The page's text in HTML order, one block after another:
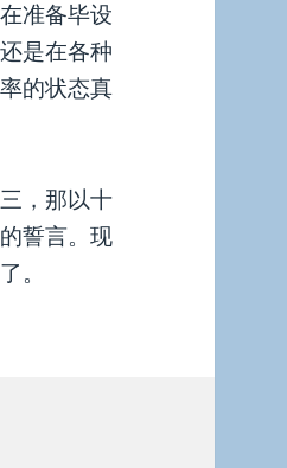
准备毕设
是在各种
的状态真
，那以十
誓言。现
。